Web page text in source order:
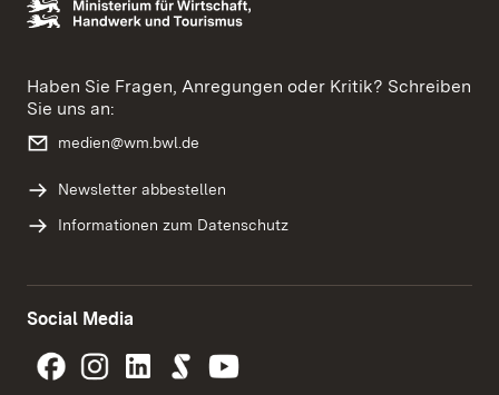
Haben Sie Fragen, Anregungen oder Kritik? Schreiben
Sie uns an:
medien@wm.bwl.de
Newsletter abbestellen
Informationen zum Datenschutz
Social Media